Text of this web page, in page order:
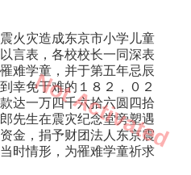
火灾造成东京市小学儿童
言表，各校校长一同深表
难学童，并于第五年忌辰
幸免于难的１８２，０２
达一万四千六拾六圆四拾
先生在震灾纪念堂旁塑遇
金，捐予财团法人东京震
时情形，为罹难学童祈求
Not Activated